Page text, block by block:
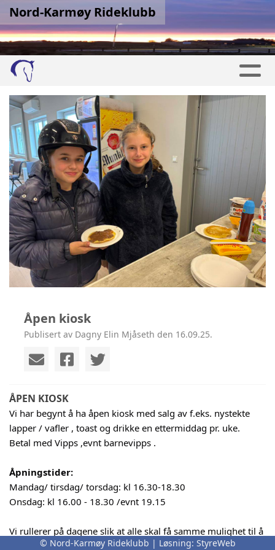
Nord-Karmøy Rideklubb
Åpen kiosk
Publisert av Dagny Elin Mjåseth den 16.09.25.
ÅPEN KIOSK
Vi har begynt å ha åpen kiosk med salg av f.eks. nystekte
lapper / vafler , toast og drikke en ettermiddag pr. uke.
Betal med Vipps ,evnt barnevipps .
Åpningstider:
Mandag/ tirsdag/ torsdag: kl 16.30-18.30
Onsdag: kl 16.00 - 18.30 /evnt 19.15
Vi rullerer på dagene slik at alle skal få samme mulighet til å
komme innom:)
© Nord-Karmøy Rideklubb | Løsning: StyreWeb